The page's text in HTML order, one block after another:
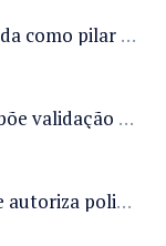
Inclusão digital é posicionada como pilar essencial da reurbanização de favelas e periferias
Projeto de Lei 1238/26 propõe validação automática do Cadastro Ambiental Rural para imóveis de até quatro módulos fiscais
Câmara analisa projeto que autoriza policiais civis embarcarem armados em aeronaves civis mediante regras